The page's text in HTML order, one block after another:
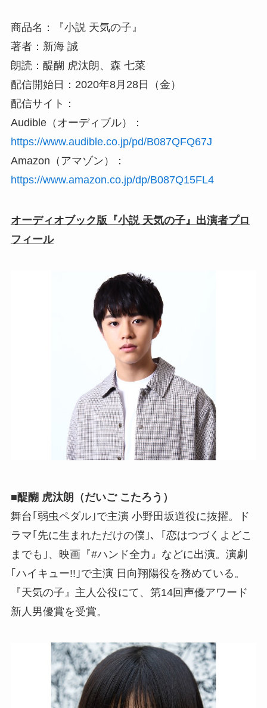
商品名：『小説 天気の子』
著者：新海 誠
朗読：醍醐 虎汰朗、森 七菜
配信開始日：2020年8月28日（金）
配信サイト：
Audible（オーディブル）：
https://www.audible.co.jp/pd/B087QFQ67J
Amazon（アマゾン）：
https://www.amazon.co.jp/dp/B087Q15FL4
オーディオブック版『小説 天気の子』出演者プロ
フィール
■醍醐 虎汰朗（だいご こたろう）
舞台｢弱虫ペダル｣で主演 小野田坂道役に抜擢。ド
ラマ｢先に生まれただけの僕｣、｢恋はつづくよどこ
までも｣、映画『#ハンド全力』などに出演。演劇
｢ハイキュー!!｣で主演 日向翔陽役を務めている。
『天気の子』主人公役にて、第14回声優アワード
新人男優賞を受賞。